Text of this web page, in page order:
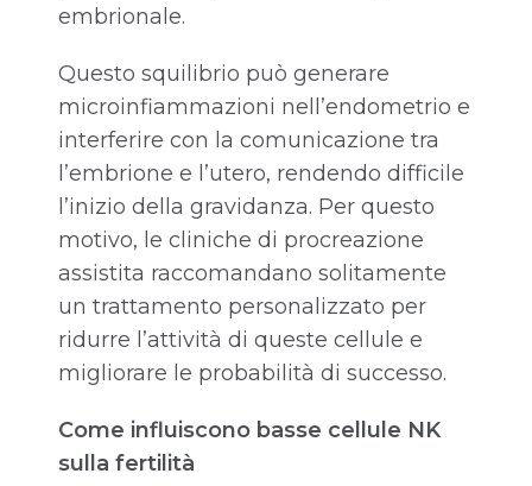
embrionale.
Questo squilibrio può generare
microinfiammazioni nell’endometrio e
interferire con la comunicazione tra
l’embrione e l’utero, rendendo difficile
l’inizio della gravidanza. Per questo
motivo, le cliniche di procreazione
assistita raccomandano solitamente
un trattamento personalizzato per
ridurre l’attività di queste cellule e
migliorare le probabilità di successo.
Come influiscono basse cellule NK
sulla fertilità